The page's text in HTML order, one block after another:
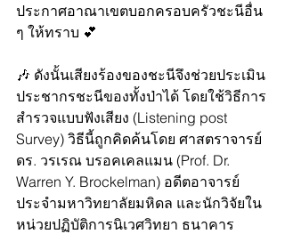
ประกาศอาณาเขตบอกครอบครัวชะนีอื่น
ๆ ให้ทราบ 💕
🎶 ดังนั้นเสียงร้องของชะนีจึงช่วยประเมิน
ประชากรชะนีของทั้งป่าได้ โดยใช้วิธีการ
สำรวจแบบฟังเสียง (Listening post
Survey) วิธีนี้ถูกคิดค้นโดย ศาสตราจารย์
ดร. วรเรณ บรอคเคลแมน (Prof. Dr.
Warren Y. Brockelman) อดีตอาจารย์
ประจำมหาวิทยาลัยมหิดล และนักวิจัยใน
หน่วยปฏิบัติการนิเวศวิทยา ธนาคาร